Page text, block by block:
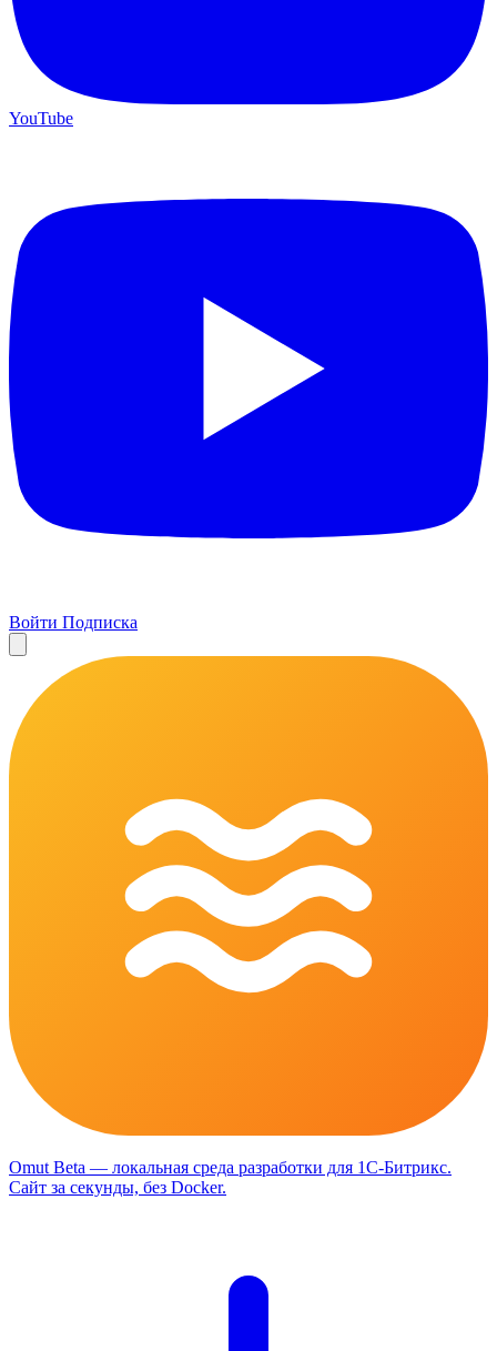
YouTube
Войти Подписка
Omut Beta — локальная среда разработки для 1С-Битрикс.
Сайт за секунды, без Docker.